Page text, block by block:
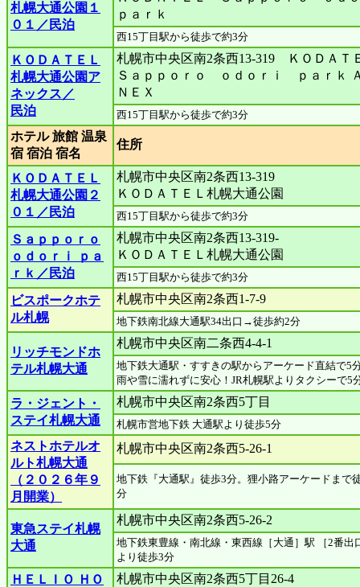
札幌大通公園１
０１／民泊
ｐａｒｋ
西15丁目駅から徒歩で約3分
ＫＯＤＡＴＥＬ
札幌大通公園ア
ネックス／
民泊
札幌市中央区南2条西13-319 ＫＯＤＡＴ
Ｓａｐｐｏｒｏ ｏｄｏｒｉ ｐａｒｋ
ＮＥＸ
西15丁目駅から徒歩で約3分
ホテル 旅館 温泉
宿 宿泊 宿名
住所
ＫＯＤＡＴＥＬ
札幌大通公園２
０１／民泊
札幌市中央区南2条西13-319
ＫＯＤＡＴＥＬ札幌大通公園
西15丁目駅から徒歩で約3分
Ｓａｐｐｏｒｏ
ｏｄｏｒｉ ｐａ
ｒｋ／民泊
札幌市中央区南2条西13-319-
ＫＯＤＡＴＥＬ札幌大通公園
西15丁目駅から徒歩で約3分
ビスポークホテ
ル札幌
札幌市中央区南2条西1-7-9
地下鉄南北線大通駅34出口→徒歩約2分
リッチモンドホ
テル札幌大通
札幌市中央区南二条西4-4-1
地下鉄大通駅・すすきの駅からアーケード直結で5
雨や雪に濡れずに安心！JR札幌駅よりタクシーで5
ラ・ジェント・
ステイ札幌大通
札幌市中央区南2条西5丁目
札幌市営地下鉄 大通駅より徒歩5分
ネストホテルオ
ルト札幌大通
（２０２６年９
月開業）
札幌市中央区南2条西5-26-1
地下鉄『大通駅』徒歩3分。狸小路アーケードまで
分
東急ステイ札幌
大通
札幌市中央区南2条西5-26-2
地下鉄東豊線・南北線・東西線［大通］駅 ［2番出
より徒歩3分
ＨＥＬＩＯ ＨＯ
札幌市中央区南2条西5丁目26-4